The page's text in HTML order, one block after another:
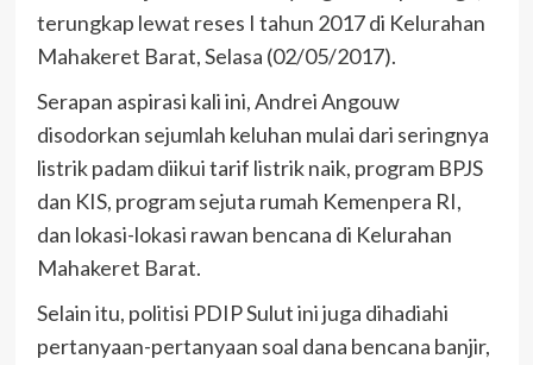
terungkap lewat reses I tahun 2017 di Kelurahan
Mahakeret Barat, Selasa (02/05/2017).
Serapan aspirasi kali ini, Andrei Angouw
disodorkan sejumlah keluhan mulai dari seringnya
listrik padam diikui tarif listrik naik, program BPJS
dan KIS, program sejuta rumah Kemenpera RI,
dan lokasi-lokasi rawan bencana di Kelurahan
Mahakeret Barat.
Selain itu, politisi PDIP Sulut ini juga dihadiahi
pertanyaan-pertanyaan soal dana bencana banjir,